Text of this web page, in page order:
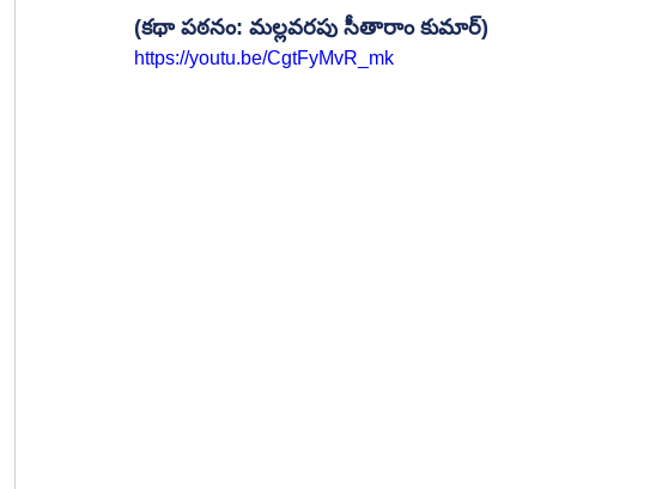
(కథా పఠనం: మల్లవరపు సీతారాం కుమార్)
https://youtu.be/CgtFyMvR_mk